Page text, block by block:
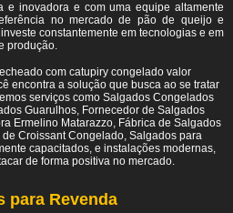
e inovadora e com uma equipe altamente
no mercado de pão de queijo e
constantemente em tecnologias e em
produção.
com catupiry congelado valor
encontra a solução que busca ao se tratar
serviços como Salgados Congelados
Guarulhos, Fornecedor de Salgados
Ermelino Matarazzo, Fábrica de Salgados
Croissant Congelado, Salgados para
capacitados, e instalações modernas,
de forma positiva no mercado.
para Revenda